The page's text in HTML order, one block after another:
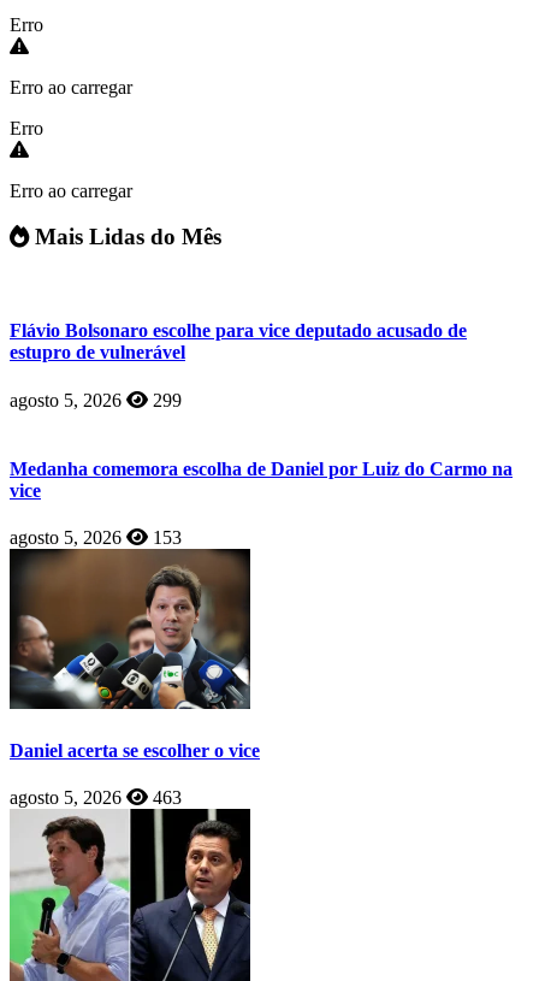
Erro
Erro ao carregar
Erro
Erro ao carregar
Mais Lidas do Mês
Flávio Bolsonaro escolhe para vice deputado acusado de
estupro de vulnerável
agosto 5, 2026 299
Medanha comemora escolha de Daniel por Luiz do Carmo na
vice
agosto 5, 2026 153
Daniel acerta se escolher o vice
agosto 5, 2026 463